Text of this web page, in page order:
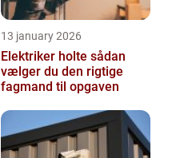
13 january 2026
Elektriker holte sådan
vælger du den rigtige
fagmand til opgaven